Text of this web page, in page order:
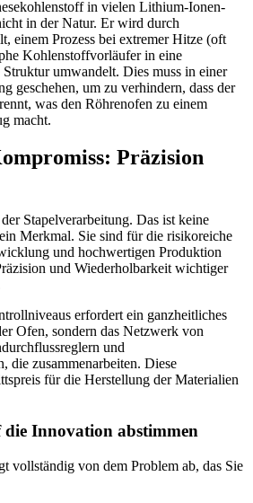
in vielen Lithium-Ionen-
in der Natur. Er wird durch
einem Prozess bei extremer Hitze (oft
Kohlenstoffvorläufer in eine
umwandelt. Dies muss in einer
geschehen, um zu verhindern, dass der
was den Röhrenofen zu einem
macht.
Präzision
Stapelverarbeitung. Das ist keine
Merkmal. Sie sind für die risikoreiche
und hochwertigen Produktion
und Wiederholbarkeit wichtiger
erfordert ein ganzheitliches
Ofen, sondern das Netzwerk von
und
die zusammenarbeiten. Diese
für die Herstellung der Materialien
Innovation abstimmen
vollständig von dem Problem ab, das Sie